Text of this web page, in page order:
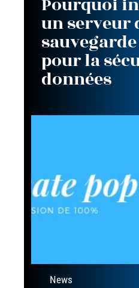
Pourquoi
un serveur
pour la
données
News